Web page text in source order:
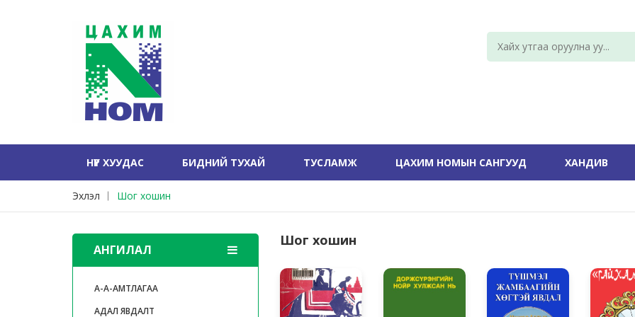
НҮҮР ХУУДАС БИДНИЙ ТУХАЙ ТУСЛАМЖ ЦАХИМ НОМЫН САНГУУД ХАНДИВ
Эхлэл Шог хошин
АНГИЛАЛ
А-А-АМТЛАГАА
АДАЛ ЯВДАЛТ
Шог хошин